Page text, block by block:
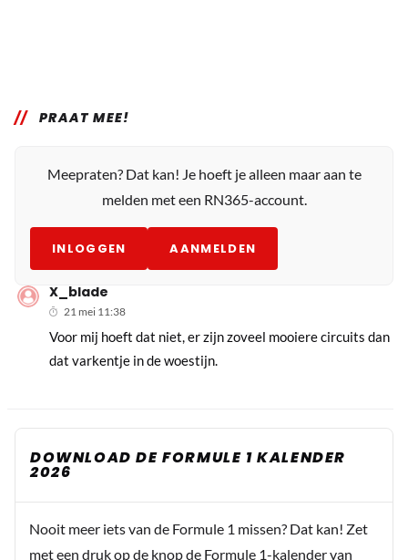
PRAAT MEE!
Meepraten? Dat kan! Je hoeft je alleen maar aan te
melden met een RN365-account.
INLOGGEN AANMELDEN
X_blade
21 mei 11:38
Voor mij hoeft dat niet, er zijn zoveel mooiere circuits dan
dat varkentje in de woestijn.
DOWNLOAD DE FORMULE 1 KALENDER
2026
Nooit meer iets van de Formule 1 missen? Dat kan! Zet
met een druk op de knop de Formule 1-kalender van